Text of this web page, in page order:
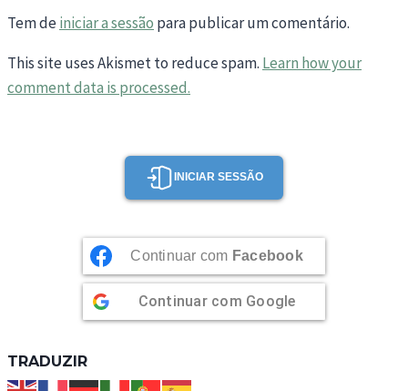
Tem deiniciar a sessão para publicar um comentário.
This site uses Akismet to reduce spam. Learn how your
comment data is processed.
INICIAR SESSÃO
Continuar com Facebook
Continuar com Google
TRADUZIR